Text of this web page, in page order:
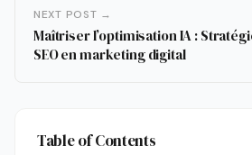
NEXT POST →
Maîtriser l’optimisation IA :
SEO en marketing digital
Table of Contents